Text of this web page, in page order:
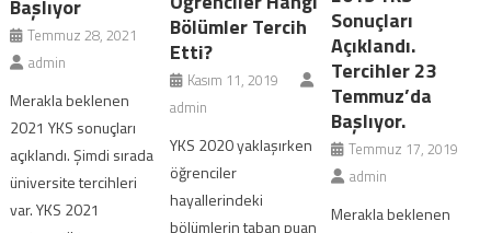
Başlıyor
Temmuz 28, 2021
admin
Merakla beklenen
2021 YKS sonuçları
açıklandı. Şimdi sırada
üniversite tercihleri
var. YKS 2021
Bölümler Tercih
Etti?
Kasım 11, 2019
admin
YKS 2020 yaklaşırken
öğrenciler
hayallerindeki
bölümlerin taban puan
Sonuçları
Açıklandı.
Tercihler 23
Temmuz’da
Başlıyor.
Temmuz 17, 2019
admin
Merakla beklenen